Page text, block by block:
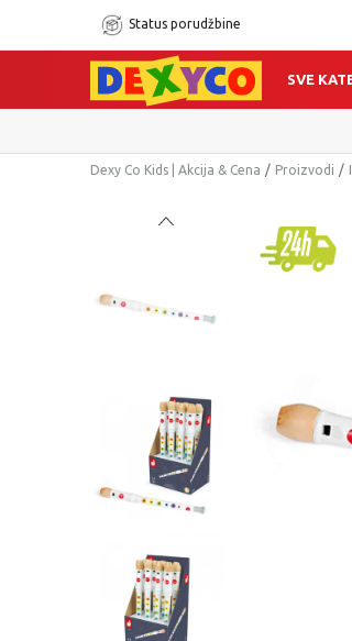
Status porudžbine
SVE
Dexy Co Kids | Akcija & Cena Proizvodi